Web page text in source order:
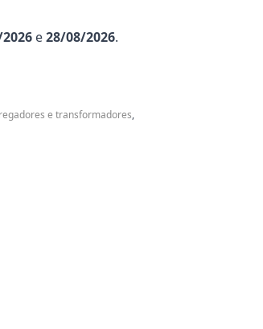
e28/08/2026.
e transformadores,